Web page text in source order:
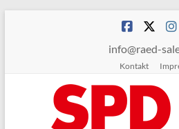
info@raed-
Kontakt